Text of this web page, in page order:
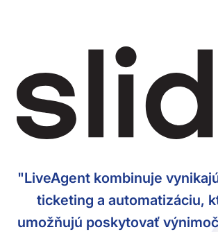
"LiveAgent kombinuje
ticketing a automatizáciu,
umožňujú poskytovať